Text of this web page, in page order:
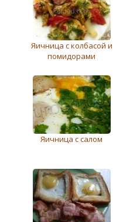
Яичница с колбасой и
помидорами
Яичница с салом